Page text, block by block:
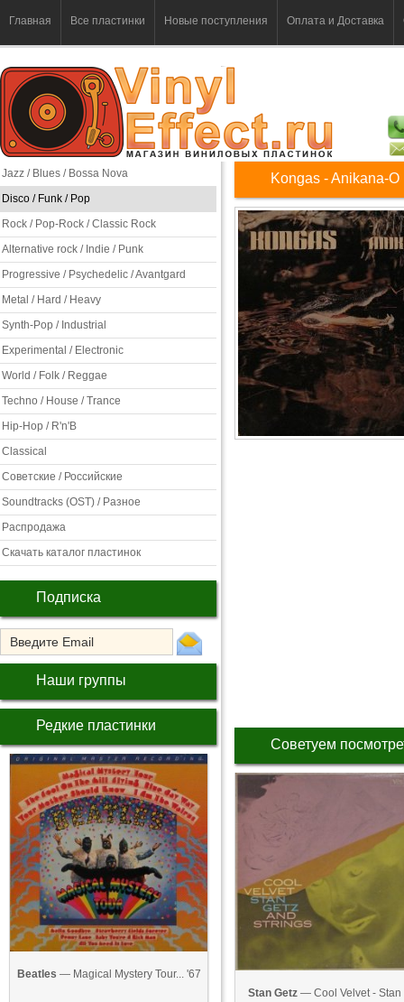
Главная Все пластинки Новые поступления Оплата и Доставка
Jazz / Blues / Bossa Nova
Disco / Funk / Pop
Rock / Pop-Rock / Classic Rock
Alternative rock / Indie / Punk
Progressive / Psychedelic / Avantgard
Metal / Hard / Heavy
Synth-Pop / Industrial
Experimental / Electronic
World / Folk / Reggae
Techno / House / Trance
Hip-Hop / R'n'B
Classical
Советские / Российские
Soundtracks (OST) / Разное
Распродажа
Скачать каталог пластинок
Подписка
Наши группы
Редкие пластинки
Beatles — Magical Mystery Tour... '67
Kongas - Anikana-O
Советуем
Stan Getz — Cool Velvet - Stan